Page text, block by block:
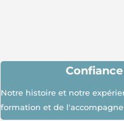
Notre histoire et notre
formation et de